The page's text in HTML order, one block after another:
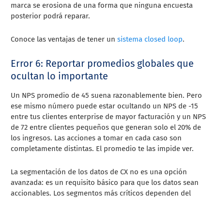
marca se erosiona de una forma que ninguna encuesta
posterior podrá reparar.
Conoce las ventajas de tener unsistema closed loop.
Error 6: Reportar promedios globales que
ocultan lo importante
Un NPS promedio de 45 suena razonablemente bien. Pero
ese mismo número puede estar ocultando un NPS de -15
entre tus clientes enterprise de mayor facturación y un NPS
de 72 entre clientes pequeños que generan solo el 20% de
los ingresos. Las acciones a tomar en cada caso son
completamente distintas. El promedio te las impide ver.
La segmentación de los datos de CX no es una opción
avanzada: es un requisito básico para que los datos sean
accionables. Los segmentos más críticos dependen del